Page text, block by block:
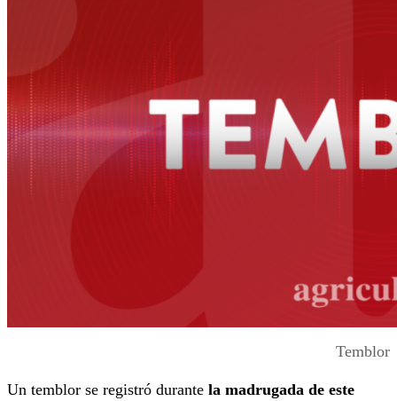
Temblor
Un temblor se registró durante la madrugada de este